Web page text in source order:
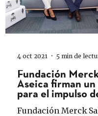
Fundación
Aseica firman
para el impulso
vocaciones
Fundación Merck
4 oct 2021 5 min de